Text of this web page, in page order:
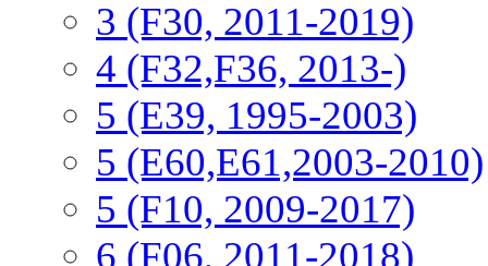
3 (F30, 2011-2019)
4 (F32,F36, 2013-)
5 (E39, 1995-2003)
5 (E60,E61,2003-2010)
5 (F10, 2009-2017)
6 (F06, 2011-2018)